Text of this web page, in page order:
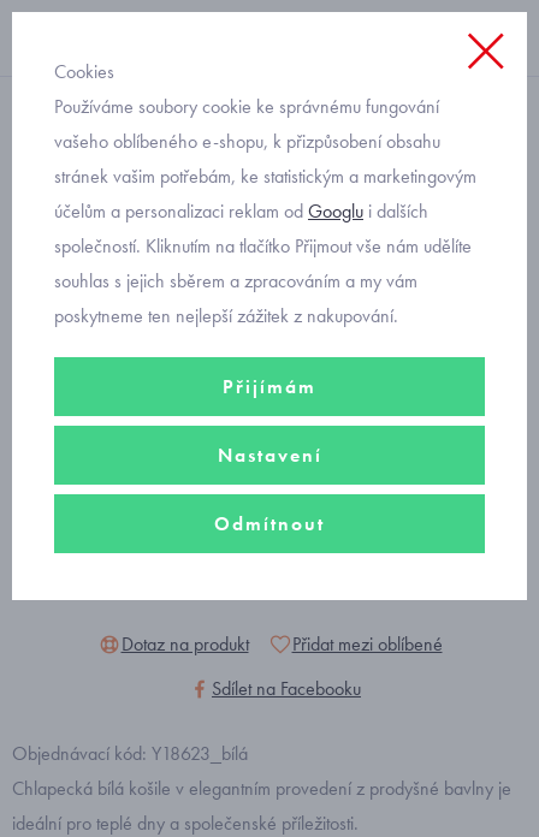
krátký rukáv
chlapecká košile krátký
rukáv Mayoral 6136-78
Dotaz na produkt
Přidat mezi oblíbené
Sdílet na Facebooku
Objednávací kód: Y18623_bílá
Chlapecká bílá košile v elegantním provedení z prodyšné bavlny je
ideální pro teplé dny a společenské příležitosti.
Cookies
Používáme soubory cookie ke správnému fungování
vašeho oblíbeného e-shopu, k přizpůsobení obsahu
stránek vašim potřebám, ke statistickým a marketingovým
účelům a personalizaci reklam odGooglu i dalších
společností. Kliknutím na tlačítko Přijmout vše nám udělíte
souhlas s jejich sběrem a zpracováním a my vám
poskytneme ten nejlepší zážitek z nakupování.
Přijímám
Nastavení
Odmítnout